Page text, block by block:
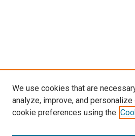
We use cookies that are
analyze, improve, and
cookie preferences using the